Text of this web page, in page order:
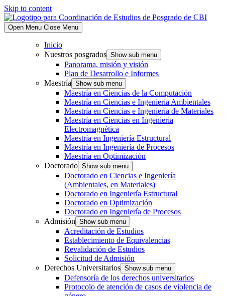
Skip to content
Open Menu Close Menu
Inicio
Nuestros posgrados Show sub menu
Panorama, misión y visión
Plan de Desarrollo e Informes
Maestría Show sub menu
Maestría en Ciencias de la Computación
Maestría en Ciencias e Ingeniería Ambientales
Maestría en Ciencias e Ingeniería de Materiales
Maestría en Ciencias en Ingeniería
Electromagnética
Maestría en Ingeniería Estructural
Maestría en Ingeniería de Procesos
Maestría en Optimización
Doctorado Show sub menu
Doctorado en Ciencias e Ingeniería
(Ambientales, en Materiales)
Doctorado en Ingeniería Estructural
Doctorado en Optimización
Doctorado en Ingeniería de Procesos
Admisión Show sub menu
Acreditación de Estudios
Establecimiento de Equivalencias
Revalidación de Estudios
Solicitud de Admisión
Derechos Universitarios Show sub menu
Defensoría de los derechos universitarios
Protocolo de atención de casos de violencia de